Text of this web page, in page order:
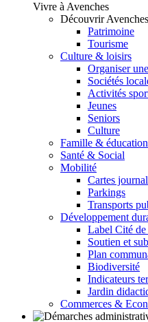
Vivre à Avenches
Découvrir Avenches
Patrimoine
Tourisme
Culture & loisirs
Organiser
Sociétés
Activités
Jeunes
Seniors
Culture
Famille & éducation
Santé & Social
Mobilité
Cartes
Parkings
Transports
Développement
Label Cité de
Soutien et
Plan
Biodiversité
Indicateurs
Jardin
Commerces &